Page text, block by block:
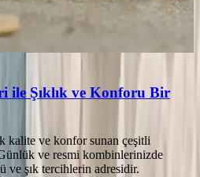
ile Şıklık ve Konforu Bir
kalite ve konfor sunan çeşitli
ve resmi kombinlerinizde
ve şık tercihlerin adresidir.